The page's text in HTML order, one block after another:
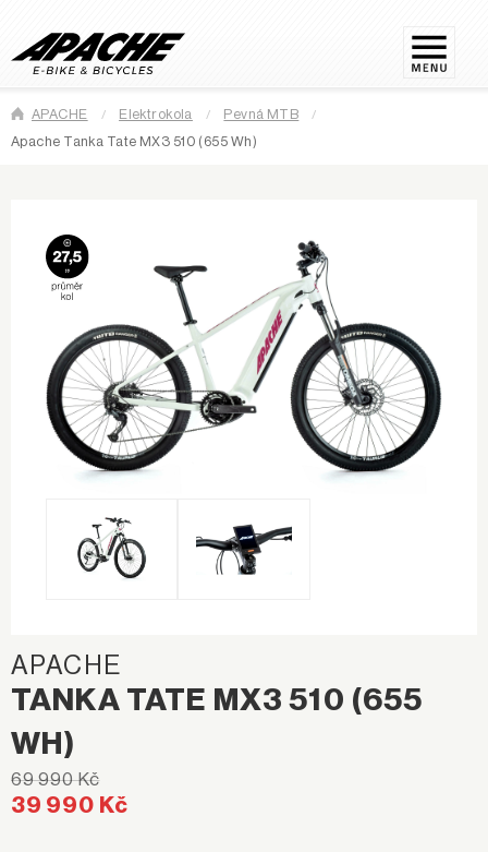
APACHE Elektrokola Pevná MTB
Apache Tanka Tate MX3 510 (655 Wh)
APACHE
TANKA TATE MX3 510 (655
WH)
69 990 Kč
39 990 Kč